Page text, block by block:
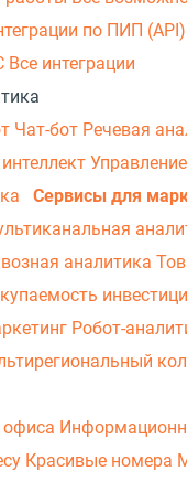
по ПИП (API)
Все интеграции
Чат-бот Речевая
Сервисы для
аналитика
Робот-
Красивые номера